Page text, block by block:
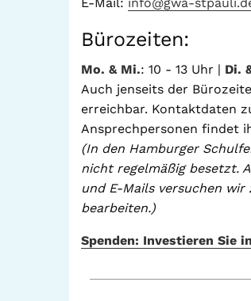
Bürozeiten:
Mo. & Mi.: 10 - 13 Uhr | Di.
Auch jenseits der
erreichbar. Kontaktdaten
Ansprechpersonen findet
(In den Hamburger
nicht regelmäßig besetzt.
und E-Mails versuchen wir
bearbeiten.)
Spenden: Investieren Sie